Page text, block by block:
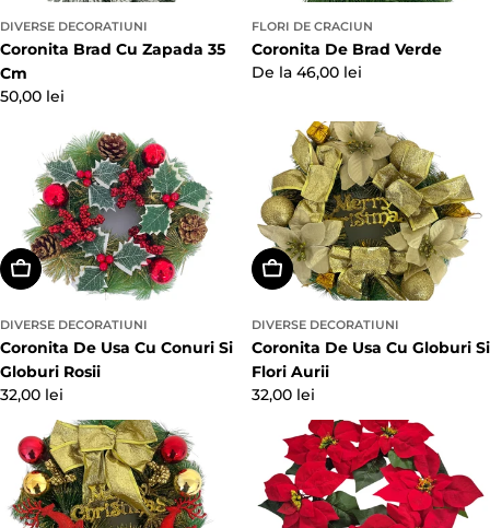
DIVERSE DECORATIUNI
Coronita Brad Cu Zapada 35
Cm
Preț
50,00 lei
FLORI DE CRACIUN
Coronita De Brad Verde
Preț
De la 46,00 lei
Adaugă In Coş
DIVERSE DECORATIUNI
Coronita De Usa Cu Conuri Si
Globuri Rosii
Preț
obișnuit
32,00 lei
Adaugă In Coş
DIVERSE DECORATIUNI
Coronita De Usa Cu Globuri Si
Flori Aurii
Preț
obișnuit
32,00 lei